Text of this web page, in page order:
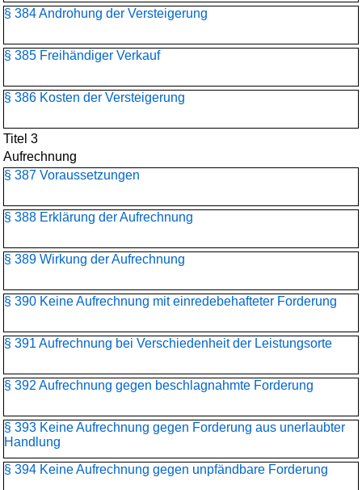
§ 384 Androhung der Versteigerung
§ 385 Freihändiger Verkauf
§ 386 Kosten der Versteigerung
Titel 3
Aufrechnung
§ 387 Voraussetzungen
§ 388 Erklärung der Aufrechnung
§ 389 Wirkung der Aufrechnung
§ 390 Keine Aufrechnung mit einredebehafteter Forderung
§ 391 Aufrechnung bei Verschiedenheit der Leistungsorte
§ 392 Aufrechnung gegen beschlagnahmte Forderung
§ 393 Keine Aufrechnung gegen Forderung aus unerlaubter
Handlung
§ 394 Keine Aufrechnung gegen unpfändbare Forderung